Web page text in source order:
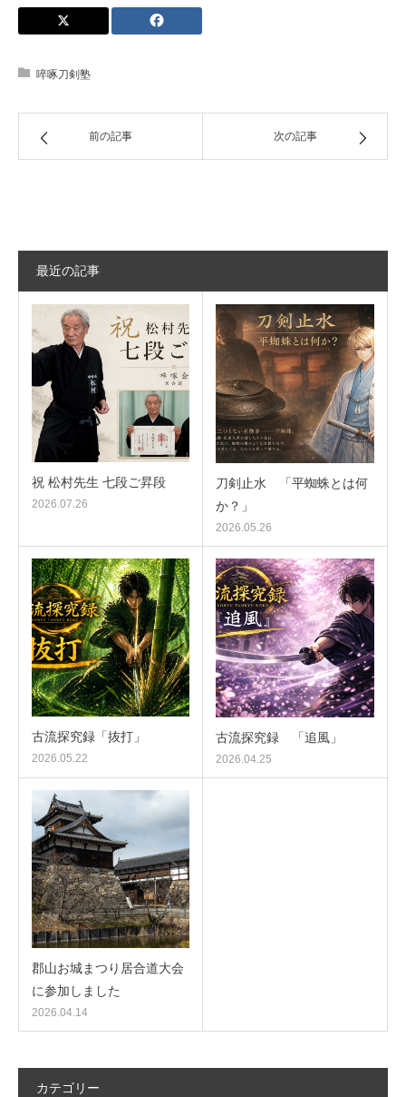
啐啄刀剣塾
前の記事 次の記事
最近の記事
祝 松村先生 七段ご昇段
2026.07.26
刀剣止水 「平蜘蛛とは何
か？」
2026.05.26
古流探究録「抜打」
2026.05.22
古流探究録 「追風」
2026.04.25
郡山お城まつり居合道大会
に参加しました
2026.04.14
カテゴリー